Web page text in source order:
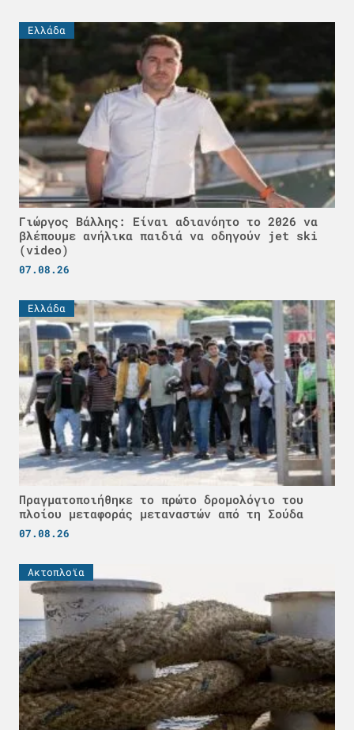
Ελλάδα
Γιώργος Βάλλης: Είναι αδιανόητο το 2026 να
βλέπουμε ανήλικα παιδιά να οδηγούν jet ski
(video)
07.08.26
Ελλάδα
Πραγματοποιήθηκε το πρώτο δρομολόγιο του
πλοίου μεταφοράς μεταναστών από τη Σούδα
07.08.26
Ακτοπλοϊα